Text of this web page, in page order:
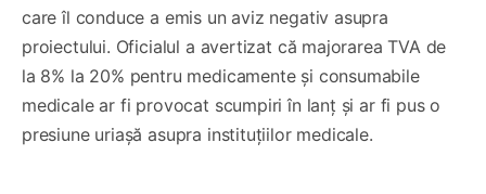
care îl conduce a emis un aviz negativ asupra
proiectului. Oficialul a avertizat că majorarea TVA de
la 8% la 20% pentru medicamente și consumabile
medicale ar fi provocat scumpiri în lanț și ar fi pus o
presiune uriașă asupra instituțiilor medicale.